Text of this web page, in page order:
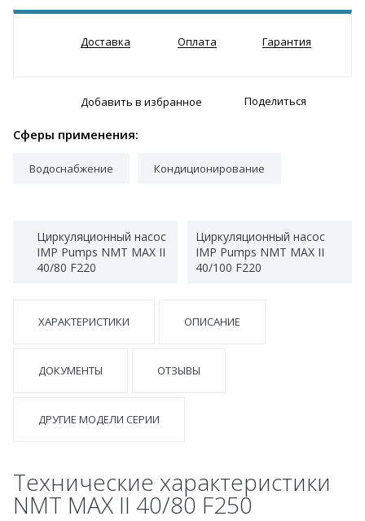
Доставка Оплата Гарантия
Добавить в избранное Поделиться
Сферы применения:
Водоснабжение Кондиционирование
Циркуляционный насос
IMP Pumps NMT MAX II
40/80 F220
Циркуляционный насос
IMP Pumps NMT MAX II
40/100 F220
ХАРАКТЕРИСТИКИ ОПИСАНИЕ
ДОКУМЕНТЫ ОТЗЫВЫ
ДРУГИЕ МОДЕЛИ СЕРИИ
Технические характеристики
NMT MAX II 40/80 F250